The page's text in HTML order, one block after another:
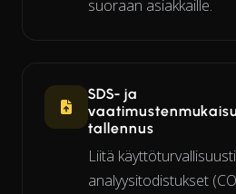
suoraan asiakkaille.
SDS- ja
tallennus
Liitä
analyysitodistukset